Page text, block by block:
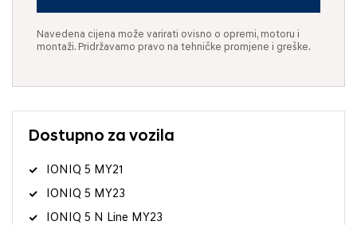
Navedena cijena može varirati ovisno o opremi, motoru i
montaži. Pridržavamo pravo na tehničke promjene i greške.
Dostupno za vozila
IONIQ 5 MY21
IONIQ 5 MY23
IONIQ 5 N Line MY23